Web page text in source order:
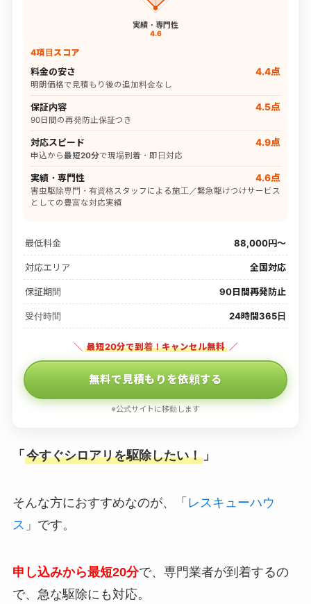
実績・専門性
4.6
4項目スコア
料金の安さ 4.4点
明朗価格で見積もり後の追加料金なし
保証内容 4.5点
90日間の再発防止保証つき
対応スピード 4.9点
申込から最短20分で現場到着・即日対応
実績・専門性 4.6点
害虫駆除専門・有資格スタッフによる施工／緊急駆けつけサービス
としての豊富な対応実績
最低料金 88,000円〜
対応エリア 全国対応
保証期間 90日間再発防止
受付時間 24時間365日
＼ 最短20分で到着！キャンセル無料 ／
無料で見積もりを依頼する
※公式サイトに移動します
「 今すぐシロアリを駆除したい！」
そんな方におすすめなのが、「 レスキューハウ
ス 」です。
申し込みから最短20分で、専門業者が到着するの
で、急な駆除にも対応。